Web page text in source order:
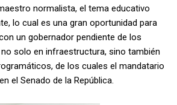
normalista, el tema educativo
lo cual es una gran oportunidad para
un gobernador pendiente de los
solo en infraestructura, sino también
de los cuales el mandatario
el Senado de la República.